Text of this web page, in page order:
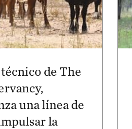
de The
una línea de
la